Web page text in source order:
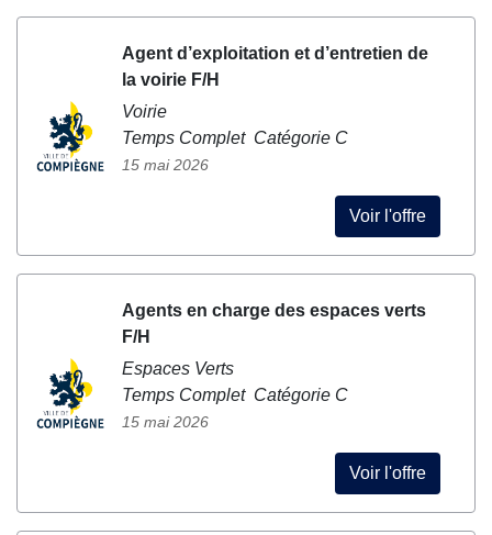
Agent d’exploitation et d’entretien de
la voirie F/H
Voirie
Temps Complet Catégorie C
15 mai 2026
Voir l'offre
Agents en charge des espaces verts
F/H
Espaces Verts
Temps Complet Catégorie C
15 mai 2026
Voir l'offre